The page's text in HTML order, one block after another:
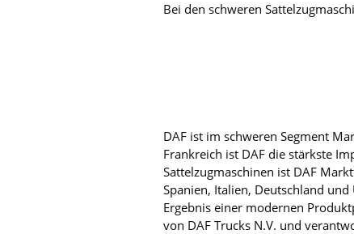
Bei den schweren
DAF ist im schweren Segment
Frankreich ist DAF die stärkste
Sattelzugmaschinen ist DAF
Spanien, Italien, Deutschland
Ergebnis einer modernen
von DAF Trucks N.V. und